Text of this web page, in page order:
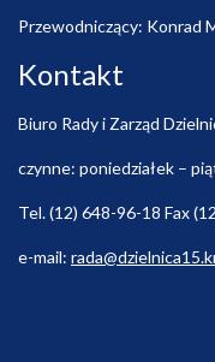
Przewodniczący: Konrad
Kontakt
Biuro Rady i Zarząd
czynne: poniedziałek –
Tel. (12) 648-96-18 Fax
e-mail: